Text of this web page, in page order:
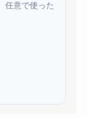
任意で使った